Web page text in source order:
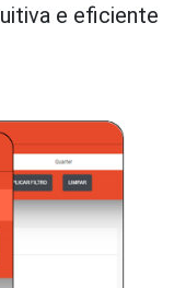
e eficiente